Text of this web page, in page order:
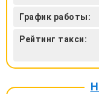
График работы:
Рейтинг такси: